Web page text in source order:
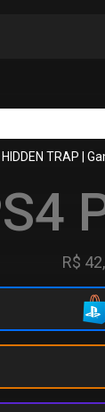
TRAP
R$